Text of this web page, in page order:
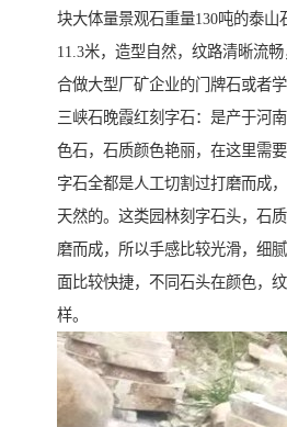
块大体量景观石重量130吨的泰山
11.3米，造型自然，纹路清晰流
合做大型厂矿企业的门牌石或者学
三峡石晚霞红刻字石：是产于河
色石，石质颜色艳丽，在这里需
字石全都是人工切割过打磨而成
天然的。这类园林刻字石头，石
磨而成，所以手感比较光滑，细
面比较快捷，不同石头在颜色，
样。